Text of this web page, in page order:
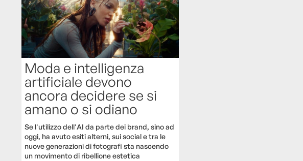
Moda e intelligenza
artificiale devono
ancora decidere se si
amano o si odiano
Se l'utilizzo dell'AI da parte dei brand, sino ad
oggi, ha avuto esiti alterni, sui social e tra le
nuove generazioni di fotografi sta nascendo
un movimento di ribellione estetica